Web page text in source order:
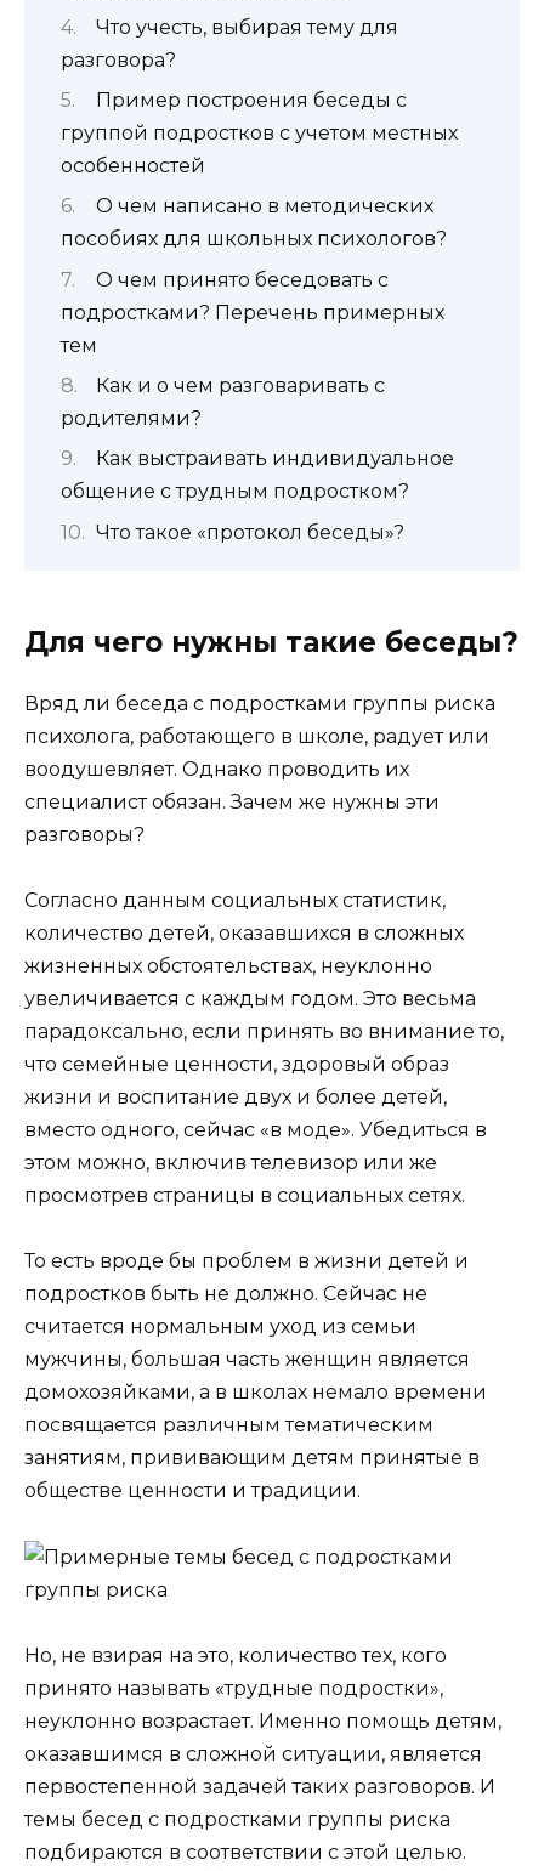
Что учесть, выбирая тему для
разговора?
Пример построения беседы с
группой подростков с учетом местных
особенностей
О чем написано в методических
пособиях для школьных психологов?
О чем принято беседовать с
подростками? Перечень примерных
тем
Как и о чем разговаривать с
родителями?
Как выстраивать индивидуальное
общение с трудным подростком?
Что такое «протокол беседы»?
Для чего нужны такие беседы?
Вряд ли беседа с подростками группы риска
психолога, работающего в школе, радует или
воодушевляет. Однако проводить их
специалист обязан. Зачем же нужны эти
разговоры?
Согласно данным социальных статистик,
количество детей, оказавшихся в сложных
жизненных обстоятельствах, неуклонно
увеличивается с каждым годом. Это весьма
парадоксально, если принять во внимание то,
что семейные ценности, здоровый образ
жизни и воспитание двух и более детей,
вместо одного, сейчас «в моде». Убедиться в
этом можно, включив телевизор или же
просмотрев страницы в социальных сетях.
То есть вроде бы проблем в жизни детей и
подростков быть не должно. Сейчас не
считается нормальным уход из семьи
мужчины, большая часть женщин является
домохозяйками, а в школах немало времени
посвящается различным тематическим
занятиям, прививающим детям принятые в
обществе ценности и традиции.
Но, не взирая на это, количество тех, кого
принято называть «трудные подростки»,
неуклонно возрастает. Именно помощь детям,
оказавшимся в сложной ситуации, является
первостепенной задачей таких разговоров. И
темы бесед с подростками группы риска
подбираются в соответствии с этой целью.